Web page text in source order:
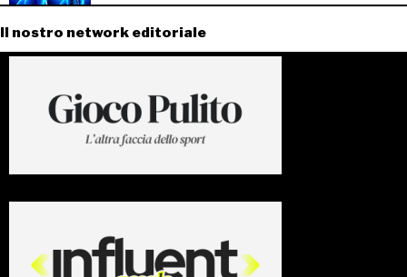
Il nostro network editoriale